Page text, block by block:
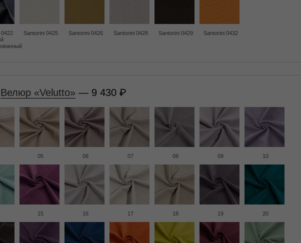
0422
Santorini 0425 Santorini 0426 Santorini 0428 Santorini 0429 Santorini 0432
Велюр «Velutto» — 9 430
05 06 07 08 09 10
15 16 17 18 19 20